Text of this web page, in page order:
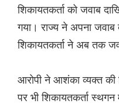
शिकायतकर्ता को जवाब
गया। राज्य ने अपना जवाब
शिकायतकर्ता ने अब तक
आरोपी ने आशंका व्यक्त की
पर भी शिकायतकर्ता